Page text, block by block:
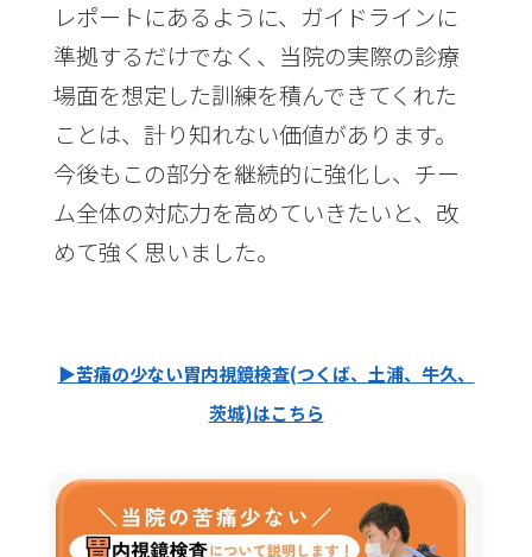
レポートにあるように、ガイドラインに
準拠するだけでなく、当院の実際の診療
場面を想定した訓練を積んできてくれた
ことは、計り知れない価値があります。
今後もこの部分を継続的に強化し、チー
ム全体の対応力を高めていきたいと、改
めて強く思いました。
▶苦痛の少ない胃内視鏡検査(つくば、土浦、牛久、
茨城)はこちら